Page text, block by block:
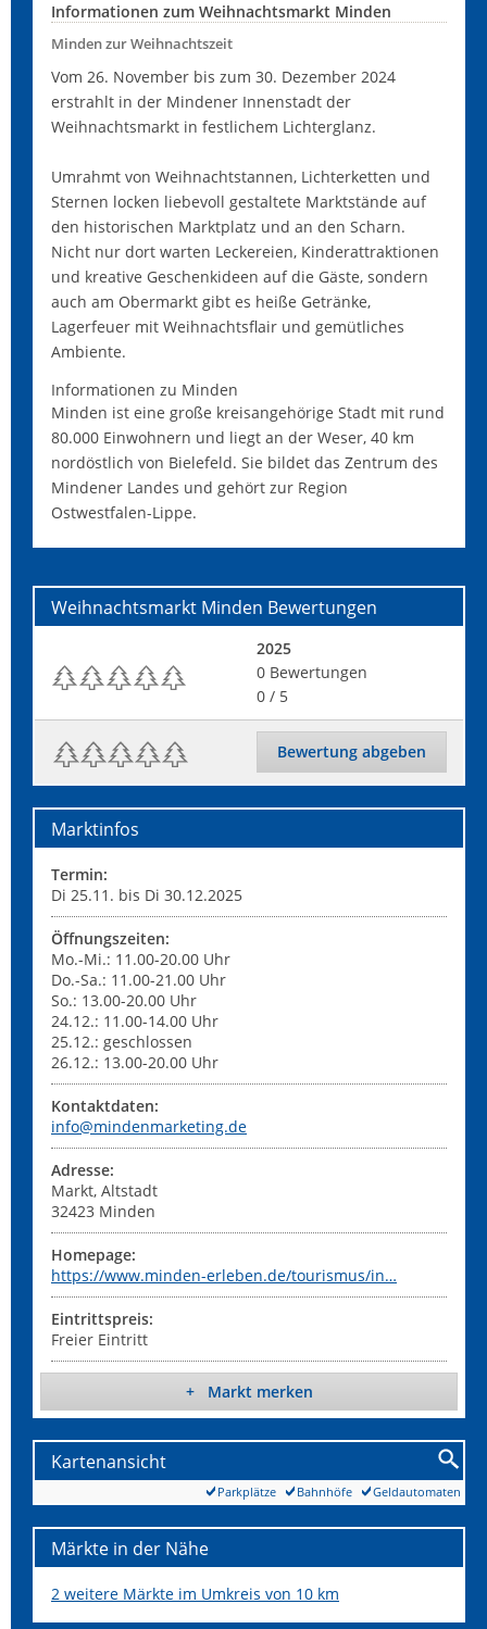
Informationen zum Weihnachtsmarkt Minden
Minden zur Weihnachtszeit
Vom 26. November bis zum 30. Dezember 2024
erstrahlt in der Mindener Innenstadt der
Weihnachtsmarkt in festlichem Lichterglanz.
Umrahmt von Weihnachtstannen, Lichterketten und
Sternen locken liebevoll gestaltete Marktstände auf
den historischen Marktplatz und an den Scharn.
Nicht nur dort warten Leckereien, Kinderattraktionen
und kreative Geschenkideen auf die Gäste, sondern
auch am Obermarkt gibt es heiße Getränke,
Lagerfeuer mit Weihnachtsflair und gemütliches
Ambiente.
Informationen zu Minden
Minden ist eine große kreisangehörige Stadt mit rund
80.000 Einwohnern und liegt an der Weser, 40 km
nordöstlich von Bielefeld. Sie bildet das Zentrum des
Mindener Landes und gehört zur Region
Ostwestfalen-Lippe.
Weihnachtsmarkt Minden Bewertungen
2025
0 Bewertungen
0 / 5
Bewertung abgeben
Marktinfos
Termin:
Di 25.11. bis Di 30.12.2025
Öffnungszeiten:
Mo.-Mi.: 11.00-20.00 Uhr
Do.-Sa.: 11.00-21.00 Uhr
So.: 13.00-20.00 Uhr
24.12.: 11.00-14.00 Uhr
25.12.: geschlossen
26.12.: 13.00-20.00 Uhr
Kontaktdaten:
info@mindenmarketing.de
Adresse:
Markt, Altstadt
32423 Minden
Homepage:
https://www.minden-erleben.de/tourismus/in…
Eintrittspreis:
Freier Eintritt
+ Markt merken
Kartenansicht
Geldautomaten
Bahnhöfe
Parkplätze
Märkte in der Nähe
2 weitere Märkte im Umkreis von 10 km